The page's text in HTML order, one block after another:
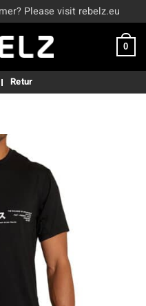
Please visit rebelz.eu
0
Retur